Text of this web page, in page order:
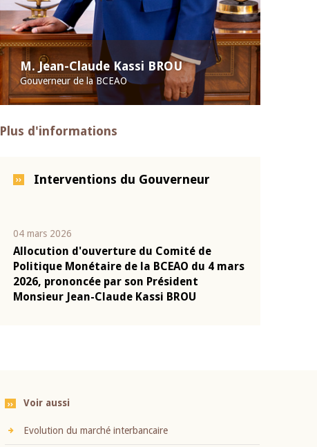
M. Jean-Claude Kassi BROU
Gouverneur de la BCEAO
Plus d'informations
Interventions du Gouverneur
04 mars 2026
Allocution d'ouverture du Comité de
Politique Monétaire de la BCEAO du 4 mars
2026, prononcée par son Président
Monsieur Jean-Claude Kassi BROU
Voir aussi
Evolution du marché interbancaire